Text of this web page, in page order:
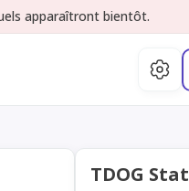
apparaîtront bientôt.
TDOG